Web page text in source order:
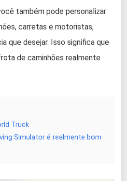
também pode personalizar
carretas e motoristas,
que desejar. Isso significa que
de caminhões realmente
Truck
Simulator é realmente bom